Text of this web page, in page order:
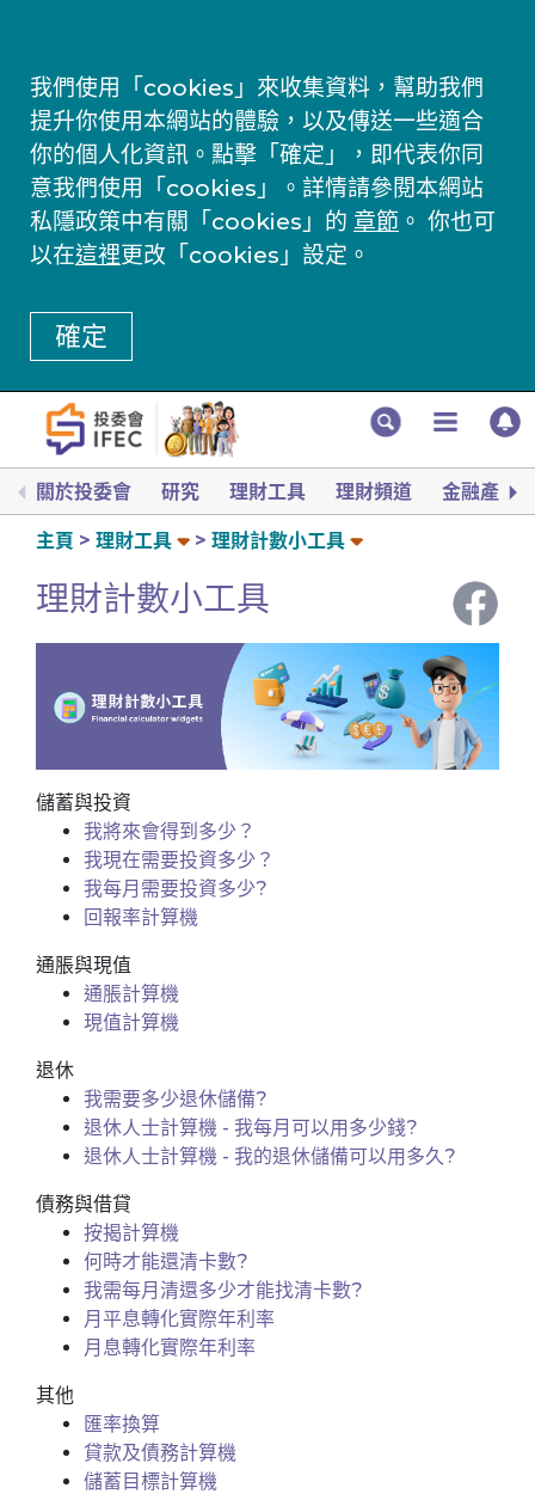
我們使用「cookies」來收集資料，幫助我們
提升你使用本網站的體驗，以及傳送一些適合
你的個人化資訊。點擊「確定」，即代表你同
意我們使用「cookies」。詳情請參閱本網站
私隱政策中有關「cookies」的 章節 。 你也可
以在這裡更改「cookies」設定。
確定
關於投委會 研究 理財工具 理財頻道 金融產品
主頁 理財工具 理財計數小工具
理財計數小工具
儲蓄與投資
我將來會得到多少？
我現在需要投資多少？
我每月需要投資多少?
回報率計算機
通脹與現值
通脹計算機
現值計算機
退休
我需要多少退休儲備?
退休人士計算機 - 我每月可以用多少錢?
退休人士計算機 - 我的退休儲備可以用多久?
債務與借貸
按揭計算機
何時才能還清卡數?
我需每月清還多少才能找清卡數?
月平息轉化實際年利率
月息轉化實際年利率
其他
匯率換算
貸款及債務計算機
儲蓄目標計算機